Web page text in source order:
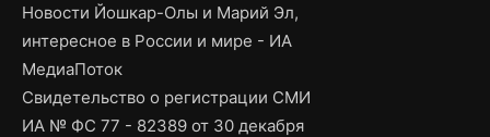
Новости Йошкар-Олы и Марий Эл,
интересное в России и мире - ИА
МедиаПоток
Свидетельство о регистрации СМИ
ИА № ФС 77 - 82389 от 30 декабря